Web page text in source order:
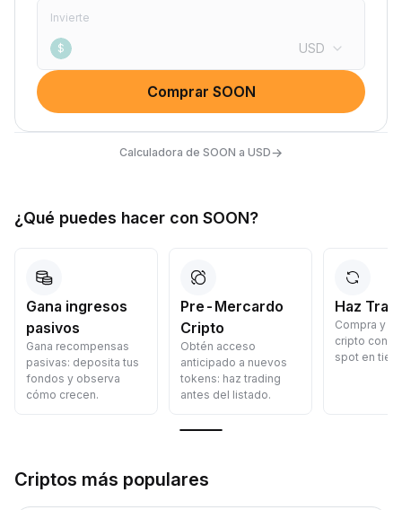
Invierte
$ USD
Comprar SOON
Calculadora de SOON a USD→
¿Qué puedes hacer con SOON?
Gana ingresos
pasivos
Gana recompensas
pasivas: deposita tus
fondos y observa
cómo crecen.
Pre-Mercardo
Cripto
Obtén acceso
anticipado a nuevos
tokens: haz trading
antes del listado.
Haz
Compra y
cripto con
spot en
Criptos más populares